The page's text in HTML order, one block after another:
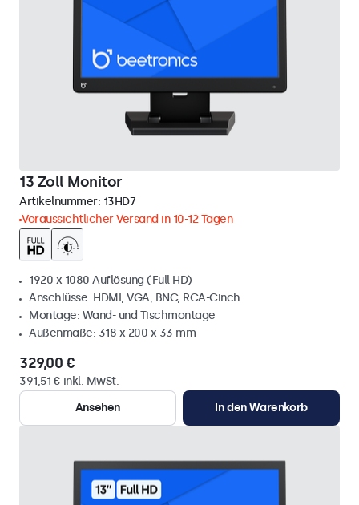
13 Zoll Monitor
Artikelnummer: 13HD7
Voraussichtlicher Versand in 10-12 Tagen
1920 x 1080 Auflösung (Full HD)
Anschlüsse: HDMI, VGA, BNC, RCA-Cinch
Montage: Wand- und Tischmontage
Außenmaße: 318 x 200 x 33 mm
329,00 €
391,51 € inkl. MwSt.
Ansehen
In den Warenkorb